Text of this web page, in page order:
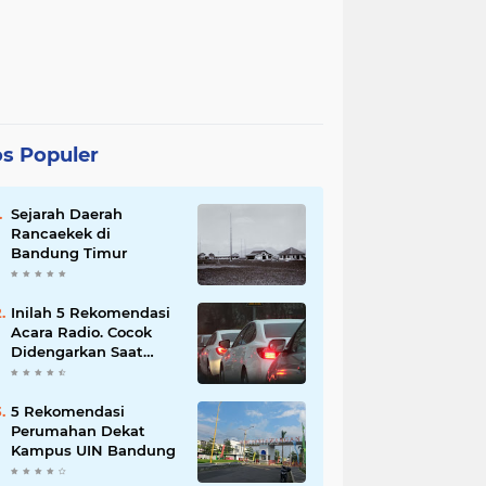
Populer
Sejarah Daerah
Rancaekek di
Bandung Timur
Inilah 5 Rekomendasi
Acara Radio. Cocok
Didengarkan Saat
Macet
5 Rekomendasi
Perumahan Dekat
Kampus UIN Bandung